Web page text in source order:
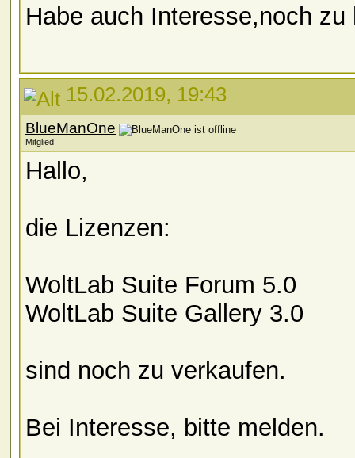
Habe auch Interesse,noch zu
15.02.2019, 19:43
BlueManOne
Mitglied
Hallo,
die Lizenzen:
WoltLab Suite Forum 5.0
WoltLab Suite Gallery 3.0
sind noch zu verkaufen.
Bei Interesse, bitte melden.